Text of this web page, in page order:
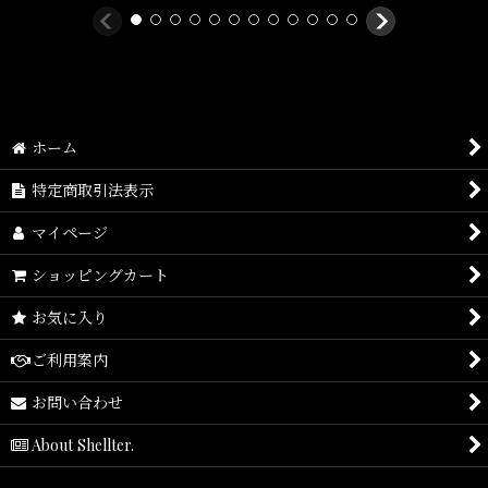
ホーム
特定商取引法表示
マイページ
ショッピングカート
お気に入り
ご利用案内
お問い合わせ
About Shellter.